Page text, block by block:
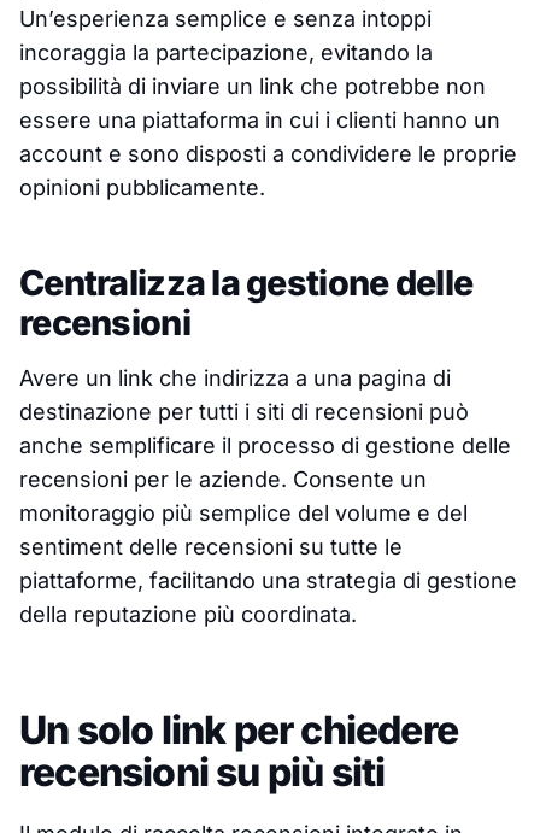
Un’esperienza semplice e senza intoppi
incoraggia la partecipazione, evitando la
possibilità di inviare un link che potrebbe non
essere una piattaforma in cui i clienti hanno un
account e sono disposti a condividere le proprie
opinioni pubblicamente.
Centralizza la gestione delle
recensioni
Avere un link che indirizza a una pagina di
destinazione per tutti i siti di recensioni può
anche semplificare il processo di gestione delle
recensioni per le aziende. Consente un
monitoraggio più semplice del volume e del
sentiment delle recensioni su tutte le
piattaforme, facilitando una strategia di gestione
della reputazione più coordinata.
Un solo link per chiedere
recensioni su più siti